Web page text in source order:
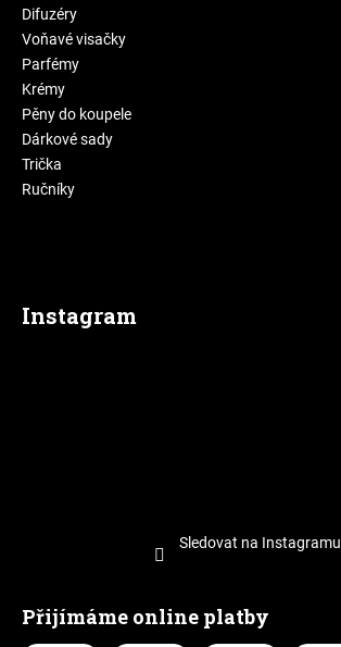
Difuzéry
Voňavé visačky
Parfémy
Krémy
Pěny do koupele
Dárkové sady
Trička
Ručníky
Instagram
Sledovat na Instagramu
Přijímáme online platby